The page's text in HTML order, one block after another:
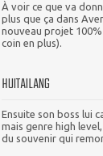
À voir ce que va
plus que ça dans
nouveau projet
coin en plus).
HUITAILANG
Ensuite son boss lui
mais genre high
du souvenir qui